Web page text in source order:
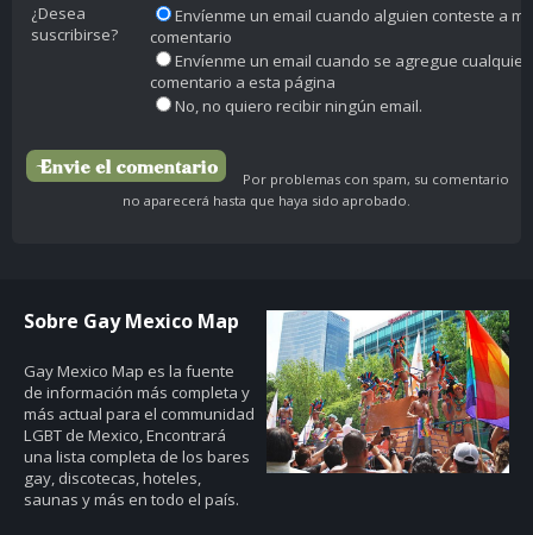
¿Desea
suscribirse?
Envíenme un email cuando alguien conteste a mi
comentario
Envíenme un email cuando se agregue cualquier
comentario a esta página
No, no quiero recibir ningún email.
Por problemas con spam, su comentario
no aparecerá hasta que haya sido aprobado.
Sobre Gay Mexico Map
Gay Mexico Map es la fuente
de información más completa y
más actual para el communidad
LGBT de Mexico, Encontrará
una lista completa de los bares
gay, discotecas, hoteles,
saunas y más en todo el país.